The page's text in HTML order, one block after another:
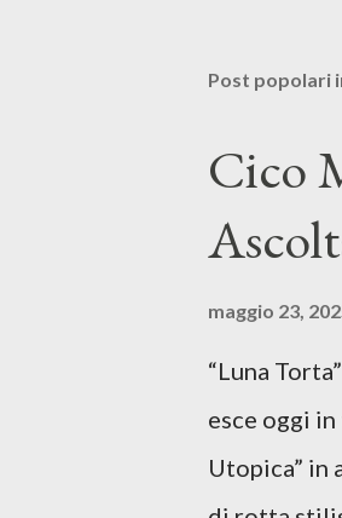
Post popolari
Cico
maggio 23,
“Luna
esce oggi
Utopica” in